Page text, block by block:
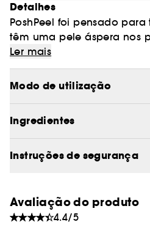
Detalhes
PoshPeel foi pensado
têm uma pele áspera nos
cerca de 60 minutos, e irá ajudar a remover as
células mortas e a atenuar
Ler mais
Modo de utilização
Ingredientes
Instruções de segurança
Avaliação do produto
4.4/5